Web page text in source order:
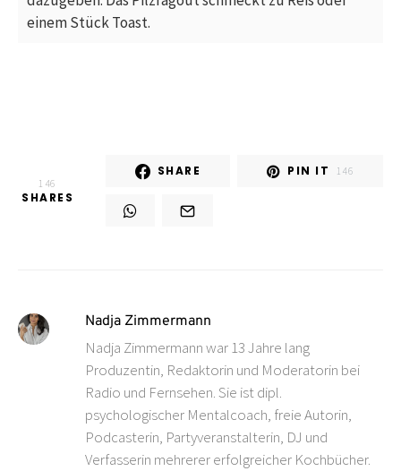
einem Stück Toast.
146
SHARES
SHARE PIN IT 146
Nadja Zimmermann
Nadja Zimmermann war 13 Jahre lang
Produzentin, Redaktorin und Moderatorin bei
Radio und Fernsehen. Sie ist dipl.
psychologischer Mentalcoach, freie Autorin,
Podcasterin, Partyveranstalterin, DJ und
Verfasserin mehrerer erfolgreicher Kochbücher.